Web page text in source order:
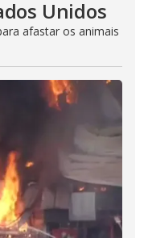
Unidos
afastar os animais